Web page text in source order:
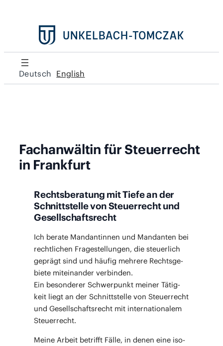
Deutsch English
Fachanwältin für Steuerrecht
in Frankfurt
Rechtsberatung mit Tiefe an der
Schnittstelle von Steuerrecht und
Gesellschaftsrecht
Ich bera­te Man­dan­tin­nen und Man­dan­ten bei
recht­li­chen Fra­ge­stel­lun­gen, die steu­er­lich
geprägt sind und häu­fig meh­re­re Rechts­ge­
bie­te mit­ein­an­der ver­bin­den.
Ein beson­de­rer Schwer­punkt mei­ner Tätig­
keit liegt an der Schnitt­stel­le von Steu­er­recht
und Gesell­schafts­recht mit inter­na­tio­na­lem
Steuerrecht.
Mei­ne Arbeit betrifft Fäl­le, in denen eine iso­